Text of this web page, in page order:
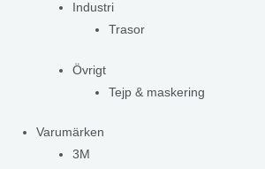
Industri
Trasor
Övrigt
Tejp & maskering
Varumärken
3M